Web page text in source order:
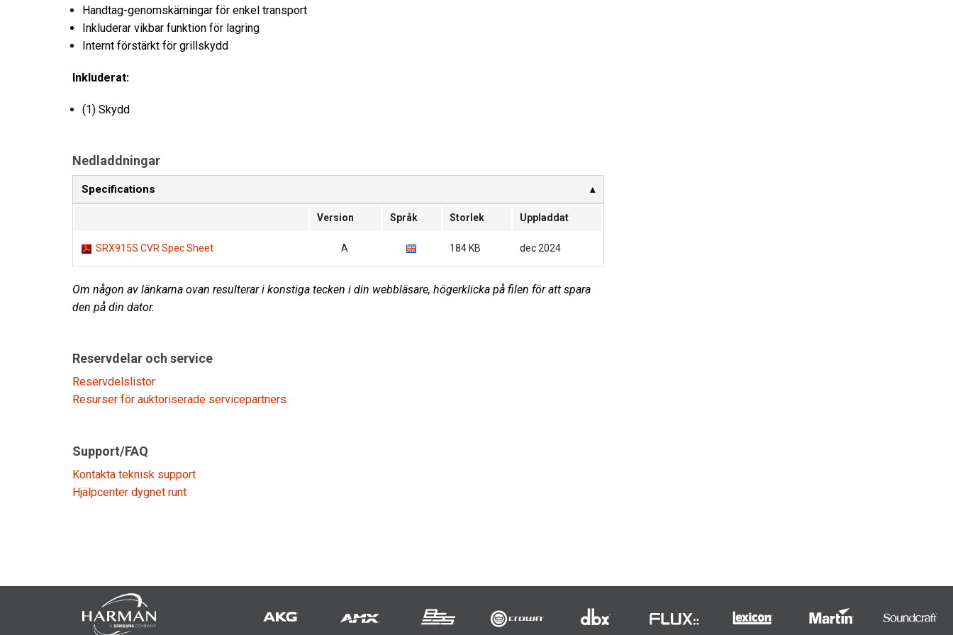
Handtag-genomskärningar för enkel transport
Inkluderar vikbar funktion för lagring
Internt förstärkt för grillskydd
Inkluderat:
(1) Skydd
Nedladdningar
Specifications
Version Språk Storlek Uppladdat
SRX915S CVR Spec Sheet A 184 KB dec 2024
Om någon av länkarna ovan resulterar i konstiga tecken i din webbläsare, högerklicka på filen för att spara
den på din dator.
Reservdelar och service
Reservdelslistor
Resurser för auktoriserade servicepartners
Support/FAQ
Kontakta teknisk support
Hjälpcenter dygnet runt